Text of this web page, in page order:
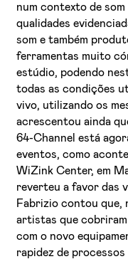
num contexto de
qualidades
som e também
ferramentas muito
estúdio, podendo
todas as condições
vivo, utilizando os
acrescentou ainda
64-Channel está
eventos, como
WiZink Center, em
reverteu a favor das
Fabrizio contou que,
artistas que cobriram
com o novo
rapidez de